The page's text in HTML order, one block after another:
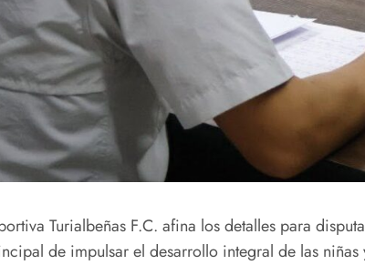
Turialbeñas F.C. afina los detalles para
de impulsar el desarrollo integral de las niñas